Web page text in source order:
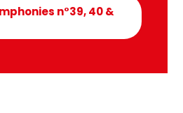
n°39, 40 &